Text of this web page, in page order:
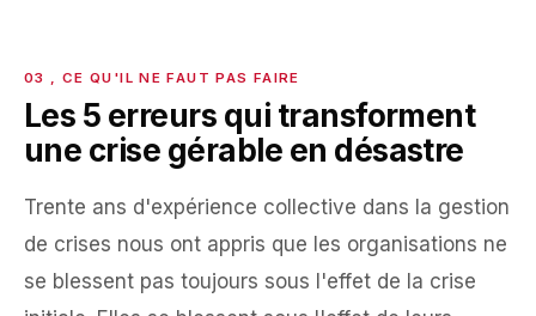
Les 5 erreurs qui transforment
une crise gérable en désastre
Trente ans d'expérience collective dans la gestion
de crises nous ont appris que les organisations ne
se blessent pas toujours sous l'effet de la crise